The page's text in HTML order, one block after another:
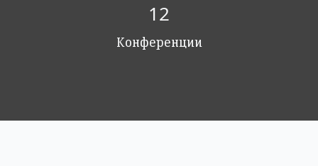
12
Конференции